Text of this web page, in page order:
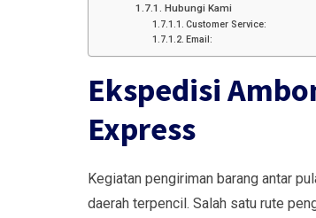
Hubungi Kami
Customer Service:
Email:
Ekspedisi
Express
Kegiatan pengiriman barang antar
daerah terpencil. Salah satu rute